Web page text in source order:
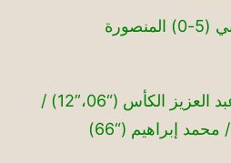
أهداف الأولمبي : أحمد عبد العزيز الكأس (“06،”12) /
/ محمد إبراهيم (“66)